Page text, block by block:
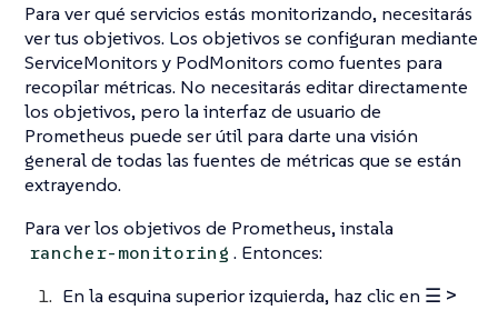
Para ver qué servicios estás monitorizando, necesitarás
ver tus objetivos. Los objetivos se configuran mediante
ServiceMonitors y PodMonitors como fuentes para
recopilar métricas. No necesitarás editar directamente
los objetivos, pero la interfaz de usuario de
Prometheus puede ser útil para darte una visión
general de todas las fuentes de métricas que se están
extrayendo.
Para ver los objetivos de Prometheus, instala
rancher-monitoring . Entonces:
En la esquina superior izquierda, haz clic en ☰ >